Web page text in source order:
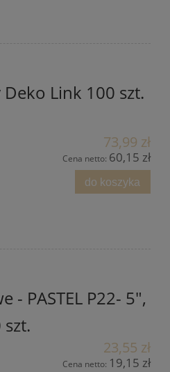
Link 100 szt.
73,99 zł
Cena netto: 60,15 zł
do koszyka
- PASTEL P22- 5",
23,55 zł
Cena netto: 19,15 zł